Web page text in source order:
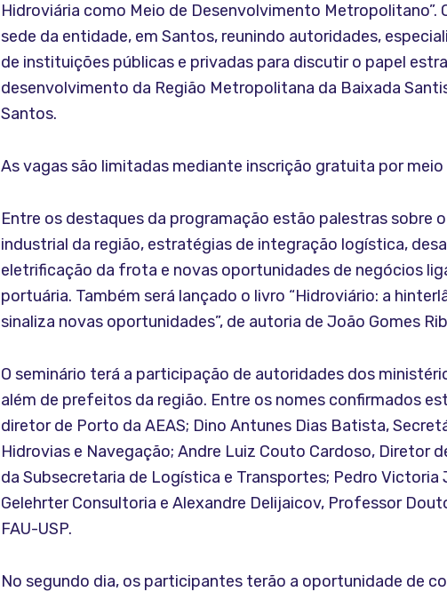
Hidroviária como Meio de Desenvolvimento Metropolitano”.
sede da entidade, em Santos, reunindo autoridades,
de instituições públicas e privadas para discutir o papel
desenvolvimento da Região Metropolitana da Baixada
Santos.
As vagas são limitadas mediante inscrição gratuita por meio
Entre os destaques da programação estão palestras sobre
industrial da região, estratégias de integração logística,
eletrificação da frota e novas oportunidades de negócios
portuária. Também será lançado o livro “Hidroviário: a
sinaliza novas oportunidades”, de autoria de João Gomes
O seminário terá a participação de autoridades dos
além de prefeitos da região. Entre os nomes confirmados
diretor de Porto da AEAS; Dino Antunes Dias Batista,
Hidrovias e Navegação; Andre Luiz Couto Cardoso, Diretor
da Subsecretaria de Logística e Transportes; Pedro Victoria
Gelehrter Consultoria e Alexandre Delijaicov, Professor
FAU-USP.
No segundo dia, os participantes terão a oportunidade de